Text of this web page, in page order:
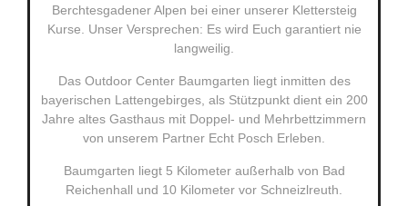
Berchtesgadener Alpen bei einer unserer Klettersteig
Kurse. Unser Versprechen: Es wird Euch garantiert nie
langweilig.
Das Outdoor Center Baumgarten liegt inmitten des
bayerischen Lattengebirges, als Stützpunkt dient ein 200
Jahre altes Gasthaus mit Doppel- und Mehrbettzimmern
von unserem Partner Echt Posch Erleben.
Baumgarten liegt 5 Kilometer außerhalb von Bad
Reichenhall und 10 Kilometer vor Schneizlreuth.